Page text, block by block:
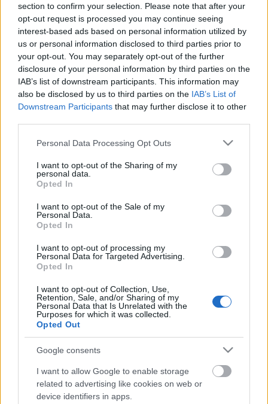
section to confirm your selection. Please note that after your
opt-out request is processed you may continue seeing
interest-based ads based on personal information utilized by
us or personal information disclosed to third parties prior to
your opt-out. You may separately opt-out of the further
disclosure of your personal information by third parties on the
IAB’s list of downstream participants. This information may
also be disclosed by us to third parties on the IAB’s List of
Downstream Participants that may further disclose it to other
Please note that this website/app uses one or more Google
not limited to your visit or usage behaviour. You may click to
grant or deny consent to Google and its third-party tags to
use your data for below specified purposes in below Google
consent section.
Personal Data Processing Opt Outs
I want to opt-out of the Sharing of my
personal data.
Opted In
I want to opt-out of the Sale of my
Personal Data.
Opted In
I want to opt-out of processing my
Personal Data for Targeted Advertising.
Opted In
I want to opt-out of Collection, Use,
Retention, Sale, and/or Sharing of my
Personal Data that Is Unrelated with the
Purposes for which it was collected.
Opted Out
Google consents
I want to allow Google to enable storage
related to advertising like cookies on web or
device identifiers in apps.
megvizsgálni minden okot és okozatot egy helyzettel
kapcsolatban. Hogy tudd, hogy jó döntést hoztál, el
kell tudnod számolni önmagaddal, a saját
egyéniségeddel, a gondolataid tisztaságával. Ha
bármiben kétely merül fel benned, újra
vizsgálódnod kell, mert jó és helyes döntést csak
tiszta tudattal tudsz hozni. Ha őszintén hiszel abban,
hogy számít a te véleményed is, akkor a figyelmed
véleményed nem egyezik másokéval, ez még nem
elég ahhoz, hogy azt hidd, hogy a te álláspontod a
helytelen. Van, hogy a pillanat tört része alatt kell
cselekedned, és ehhez gyors döntések kellenek, gyors
tudata, hogy képes vagy gyorsan dönteni, és képes
vagy ilyenkor jól és helyesen dönteni. Ha tudod,
magad befolyásolni mások által.
mindent tud befolyásolni. A saját döntéseddel is
kapcsolatban van, mert ha túl későn reagálsz
valamire, lehet, hogy lemaradsz valamiről, ami
fontos lenne az életedben. Ezért kell folyamatosan
fejlődnöd, hogy képes legyél olykor még az időt is
legyőzni ahhoz, hogy a terved, az álmod vagy a célod
az teljesülhessen. De ehhez ugye előbb mindenben
jól kell tudnod dönteni. Csak akkor lehetsz nyugodt,
ha a döntésed minden szempontból kikezdhetetlen